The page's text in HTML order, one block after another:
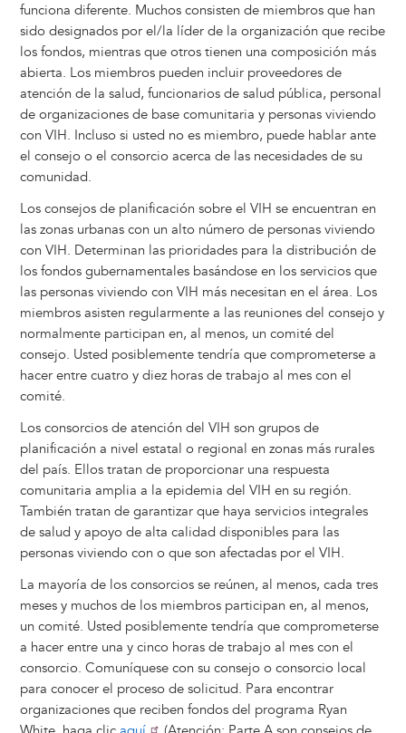
funciona diferente. Muchos consisten de miembros que han
sido designados por el/la líder de la organización que recibe
los fondos, mientras que otros tienen una composición más
abierta. Los miembros pueden incluir proveedores de
atención de la salud, funcionarios de salud pública, personal
de organizaciones de base comunitaria y personas viviendo
con VIH. Incluso si usted no es miembro, puede hablar ante
el consejo o el consorcio acerca de las necesidades de su
comunidad.
Los consejos de planificación sobre el VIH se encuentran en
las zonas urbanas con un alto número de personas viviendo
con VIH. Determinan las prioridades para la distribución de
los fondos gubernamentales basándose en los servicios que
las personas viviendo con VIH más necesitan en el área. Los
miembros asisten regularmente a las reuniones del consejo y
normalmente participan en, al menos, un comité del
consejo. Usted posiblemente tendría que comprometerse a
hacer entre cuatro y diez horas de trabajo al mes con el
comité.
Los consorcios de atención del VIH son grupos de
planificación a nivel estatal o regional en zonas más rurales
del país. Ellos tratan de proporcionar una respuesta
comunitaria amplia a la epidemia del VIH en su región.
También tratan de garantizar que haya servicios integrales
de salud y apoyo de alta calidad disponibles para las
personas viviendo con o que son afectadas por el VIH.
La mayoría de los consorcios se reúnen, al menos, cada tres
meses y muchos de los miembros participan en, al menos,
un comité. Usted posiblemente tendría que comprometerse
a hacer entre una y cinco horas de trabajo al mes con el
consorcio. Comuníquese con su consejo o consorcio local
para conocer el proceso de solicitud. Para encontrar
organizaciones que reciben fondos del programa Ryan